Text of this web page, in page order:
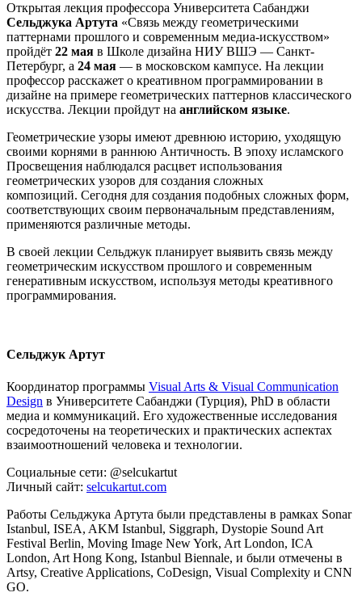
Открытая лекция профессора Университета Сабанджи
Сельджука Артута «Связь между геометрическими
паттернами прошлого и современным медиа-искусством»
пройдёт 22 мая в Школе дизайна НИУ ВШЭ — Санкт-
Петербург, а 24 мая — в московском кампусе. На лекции
профессор расскажет о креативном программировании в
дизайне на примере геометрических паттернов классического
искусства. Лекции пройдут на английском языке.
Геометрические узоры имеют древнюю историю, уходящую
своими корнями в раннюю Античность. В эпоху исламского
Просвещения наблюдался расцвет использования
геометрических узоров для создания сложных
композиций. Сегодня для создания подобных сложных форм,
соответствующих своим первоначальным представлениям,
применяются различные методы.
В своей лекции Сельджук планирует выявить связь между
геометрическим искусством прошлого и современным
генеративным искусством, используя методы креативного
программирования.
Сельджук Артут
Координатор программы Visual Arts & Visual Communication
Design в Университете Сабанджи (Турция), PhD в области
медиа и коммуникаций. Его художественные исследования
сосредоточены на теоретических и практических аспектах
взаимоотношений человека и технологии.
Социальные сети: @selcukartut
​​​​​​​Личный сайт: selcukartut.com
Работы Сельджука Артута были представлены в рамках Sonar
Istanbul, ISEA, AKM Istanbul, Siggraph, Dystopie Sound Art
Festival Berlin, Moving Image New York, Art London, ICA
London, Art Hong Kong, Istanbul Biennale, и были отмечены в
Artsy, Creative Applications, CoDesign, Visual Complexity и CNN
GO.